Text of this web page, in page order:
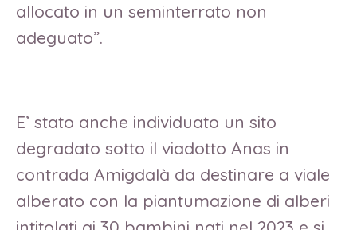
allocato in un seminterrato non
adeguato”.
E’ stato anche individuato un sito
degradato sotto il viadotto Anas in
contrada Amigdalà da destinare a viale
alberato con la piantumazione di alberi